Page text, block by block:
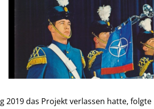
2019 das Projekt verlassen hatte, folgte